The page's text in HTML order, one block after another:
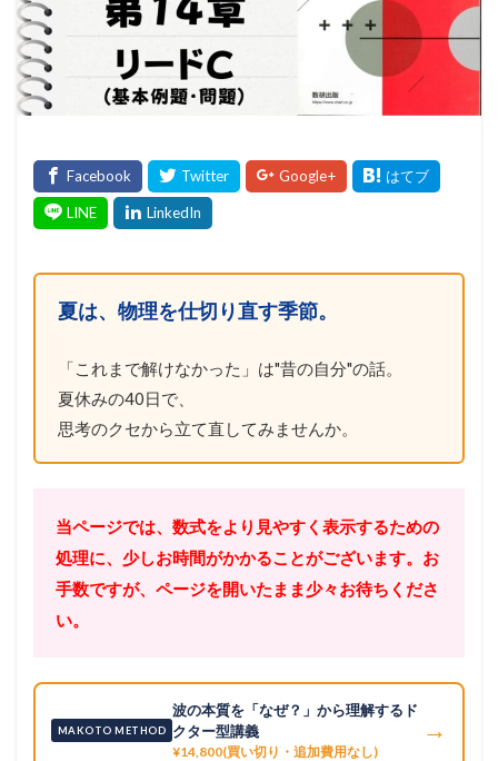
夏は、物理を仕切り直す季節。
「これまで解けなかった」は"昔の自分"の話。
夏休みの40日で、
思考のクセから立て直してみませんか。
当ページでは、数式をより見やすく表示するための
処理に、少しお時間がかかることがございます。お
手数ですが、ページを開いたまま少々お待ちくださ
い。
MAKOTO METHOD
波の本質を「なぜ？」から理解するド
クター型講義
¥14,800(買い切り・追加費用なし)
→